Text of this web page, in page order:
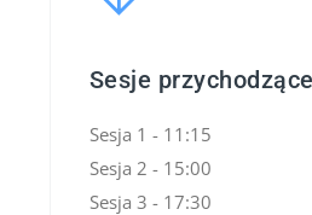
Sesje przychodzące
Sesja 1 - 11:15
Sesja 2 - 15:00
Sesja 3 - 17:30